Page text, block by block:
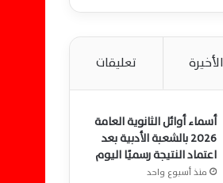
الأخيرة تعليقات
أسماء أوائل الثانوية العامة
2026 بالشعبة الأدبية بعد
اعتماد النتيجة رسميًا اليوم
منذ أسبوع واحد